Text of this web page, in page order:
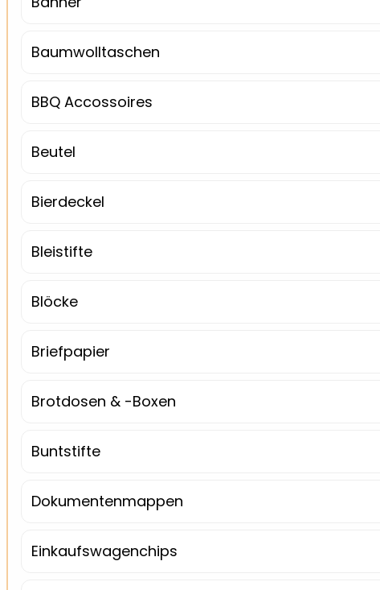
Baumwolltaschen
BBQ Accossoires
Beutel
Bierdeckel
Bleistifte
Blöcke
Briefpapier
Brotdosen & -Boxen
Buntstifte
Dokumentenmappen
Einkaufswagenchips